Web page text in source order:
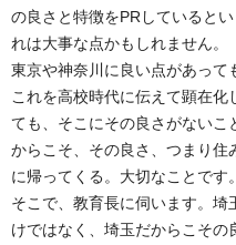
の良さと特徴をPRしていると
れは大事な点かもしれません。
東京や神奈川に良い点があって
これを高校時代に伝えて顕在
ても、そこにその良さがない
からこそ、その良さ、つまり住
に帰ってくる。大切なことです。
そこで、教育長に伺います。
けではなく、埼玉だからこその